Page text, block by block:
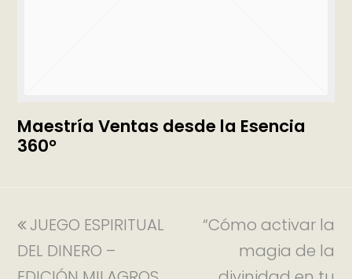
Maestría Ventas desde la Esencia
360°
JUEGO ESPIRITUAL
DEL DINERO –
“Cómo activar la
magia de la